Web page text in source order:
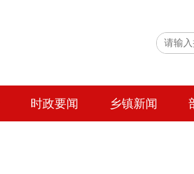
时政要闻 乡镇新闻